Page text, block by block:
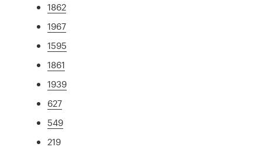
1862
1967
1595
1861
1939
627
549
219